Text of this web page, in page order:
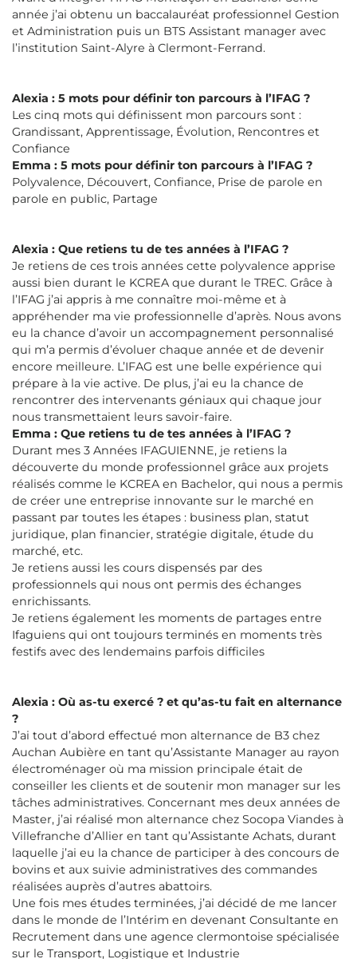
année j’ai obtenu un baccalauréat professionnel Gestion
et Administration puis un BTS Assistant manager avec
l’institution Saint-Alyre à Clermont-Ferrand.
Alexia : 5 mots pour définir ton parcours à l’IFAG ?
Les cinq mots qui définissent mon parcours sont :
Grandissant, Apprentissage, Évolution, Rencontres et
Confiance
Emma : 5 mots pour définir ton parcours à l’IFAG ?
Polyvalence, Découvert, Confiance, Prise de parole en
parole en public, Partage
Alexia : Que retiens tu de tes années à l’IFAG ?
Je retiens de ces trois années cette polyvalence apprise
aussi bien durant le KCREA que durant le TREC. Grâce à
l’IFAG j’ai appris à me connaître moi-même et à
appréhender ma vie professionnelle d’après. Nous avons
eu la chance d’avoir un accompagnement personnalisé
qui m’a permis d’évoluer chaque année et de devenir
encore meilleure. L’IFAG est une belle expérience qui
prépare à la vie active. De plus, j’ai eu la chance de
rencontrer des intervenants géniaux qui chaque jour
nous transmettaient leurs savoir-faire.
Emma : Que retiens tu de tes années à l’IFAG ?
Durant mes 3 Années IFAGUIENNE, je retiens la
découverte du monde professionnel grâce aux projets
réalisés comme le KCREA en Bachelor, qui nous a permis
de créer une entreprise innovante sur le marché en
passant par toutes les étapes : business plan, statut
juridique, plan financier, stratégie digitale, étude du
marché, etc.
Je retiens aussi les cours dispensés par des
professionnels qui nous ont permis des échanges
enrichissants.
Je retiens également les moments de partages entre
Ifaguiens qui ont toujours terminés en moments très
festifs avec des lendemains parfois difficiles
Alexia : Où as-tu exercé ? et qu’as-tu fait en alternance
?
J’ai tout d’abord effectué mon alternance de B3 chez
Auchan Aubière en tant qu’Assistante Manager au rayon
électroménager où ma mission principale était de
conseiller les clients et de soutenir mon manager sur les
tâches administratives. Concernant mes deux années de
Master, j’ai réalisé mon alternance chez Socopa Viandes à
Villefranche d’Allier en tant qu’Assistante Achats, durant
laquelle j’ai eu la chance de participer à des concours de
bovins et aux suivie administratives des commandes
réalisées auprès d’autres abattoirs.
Une fois mes études terminées, j’ai décidé de me lancer
dans le monde de l’Intérim en devenant Consultante en
Recrutement dans une agence clermontoise spécialisée
sur le Transport, Logistique et Industrie